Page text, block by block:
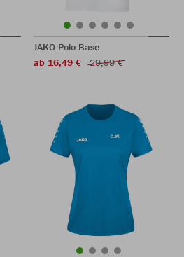
JAKO Polo Base
ab 16,49 €
29,99 €